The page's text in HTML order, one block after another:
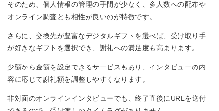
そのため、個人情報の管理の手間が少なく、多人数への配布や
オンライン調査とも相性が良いのが特徴です。
さらに、交換先が豊富なデジタルギフトを選べば、受け取り手
が好きなギフトを選択でき、謝礼への満足度も高まります。
少額から金額を設定できるサービスもあり、インタビューの内
容に応じて謝礼額を調整しやすくなります。
非対面のオンラインインタビューでも、終了直後にURLを送付